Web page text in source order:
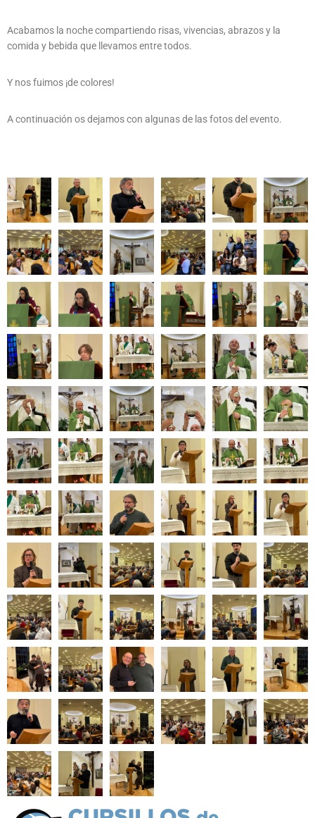
Acabamos la noche compartiendo risas, vivencias, abrazos y la
comida y bebida que llevamos entre todos.
Y nos fuimos ¡de colores!
A continuación os dejamos con algunas de las fotos del evento.